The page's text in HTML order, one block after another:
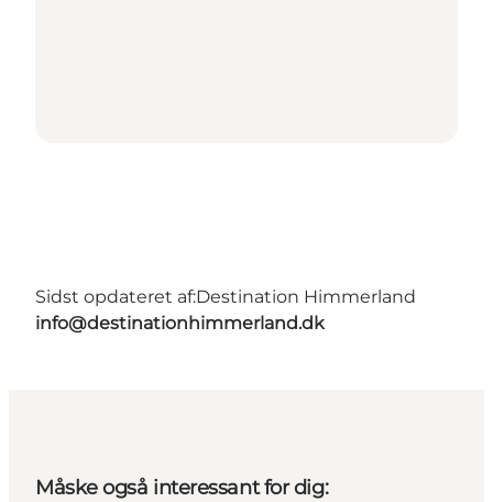
Sidst opdateret af:Destination Himmerland
info@destinationhimmerland.dk
Måske også interessant for dig: